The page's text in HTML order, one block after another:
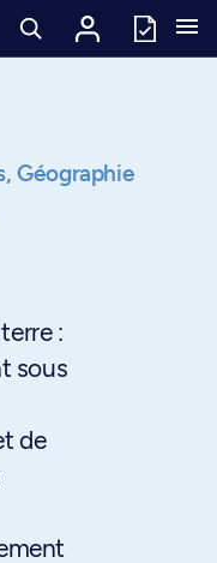
Géographie
:
sous
de